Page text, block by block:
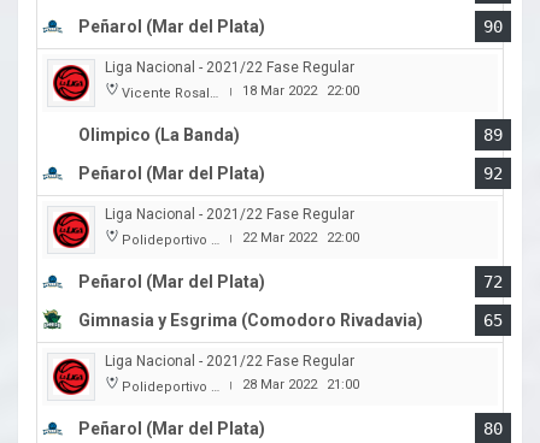
Peñarol (Mar del Plata)
90
Liga Nacional - 2021/22 Fase Regular
Vicente Rosales | 18 Mar 2022 22:00
Olimpico (La Banda)
89
Peñarol (Mar del Plata)
92
Liga Nacional - 2021/22 Fase Regular
Polideportivo Islas Malvinas | 22 Mar 2022 22:00
Peñarol (Mar del Plata)
72
Gimnasia y Esgrima (Comodoro Rivadavia)
65
Liga Nacional - 2021/22 Fase Regular
Polideportivo Islas Malvinas | 28 Mar 2022 21:00
Peñarol (Mar del Plata) 80